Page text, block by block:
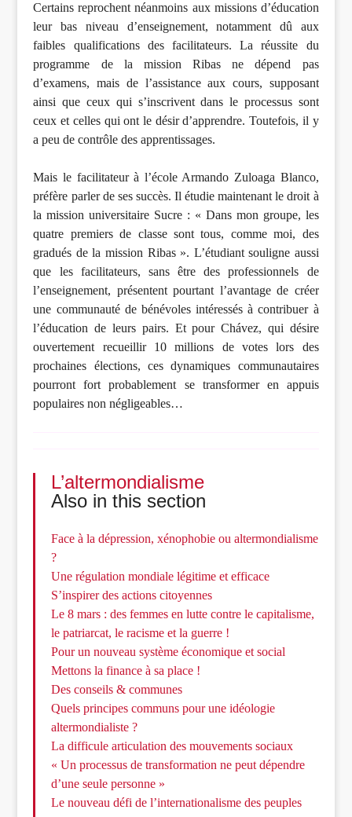
Certains reprochent néanmoins aux missions d’éducation
leur bas niveau d’enseignement, notamment dû aux
faibles qualifications des facilitateurs. La réussite du
programme de la mission Ribas ne dépend pas
d’examens, mais de l’assistance aux cours, supposant
ainsi que ceux qui s’inscrivent dans le processus sont
ceux et celles qui ont le désir d’apprendre. Toutefois, il y
a peu de contrôle des apprentissages.
Mais le facilitateur à l’école Armando Zuloaga Blanco,
préfère parler de ses succès. Il étudie maintenant le droit à
la mission universitaire Sucre : « Dans mon groupe, les
quatre premiers de classe sont tous, comme moi, des
gradués de la mission Ribas ». L’étudiant souligne aussi
que les facilitateurs, sans être des professionnels de
l’enseignement, présentent pourtant l’avantage de créer
une communauté de bénévoles intéressés à contribuer à
l’éducation de leurs pairs. Et pour Chávez, qui désire
ouvertement recueillir 10 millions de votes lors des
prochaines élections, ces dynamiques communautaires
pourront fort probablement se transformer en appuis
populaires non négligeables…
L’altermondialisme
Also in this section
Face à la dépression, xénophobie ou altermondialisme
?
Une régulation mondiale légitime et efficace
S’inspirer des actions citoyennes
Le 8 mars : des femmes en lutte contre le capitalisme,
le patriarcat, le racisme et la guerre !
Pour un nouveau système économique et social
Mettons la finance à sa place !
Des conseils & communes
Quels principes communs pour une idéologie
altermondialiste ?
La difficule articulation des mouvements sociaux
« Un processus de transformation ne peut dépendre
d’une seule personne »
Le nouveau défi de l’internationalisme des peuples